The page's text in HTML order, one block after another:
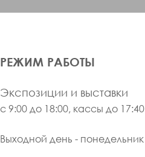
РЕЖИМ РАБОТЫ
Экспозиции и выставки
с 9:00 до 18:00, кассы до 17:40
Выходной день - понедельник